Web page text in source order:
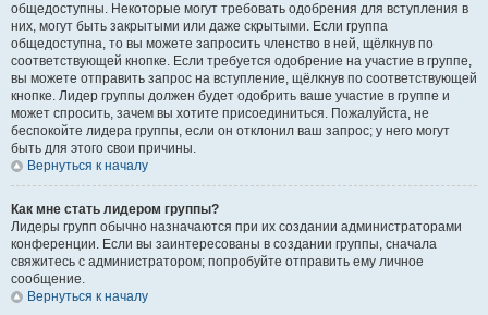
общедоступны. Некоторые могут требовать одобрения для вступления в
них, могут быть закрытыми или даже скрытыми. Если группа
общедоступна, то вы можете запросить членство в ней, щёлкнув по
соответствующей кнопке. Если требуется одобрение на участие в группе,
вы можете отправить запрос на вступление, щёлкнув по соответствующей
кнопке. Лидер группы должен будет одобрить ваше участие в группе и
может спросить, зачем вы хотите присоединиться. Пожалуйста, не
беспокойте лидера группы, если он отклонил ваш запрос; у него могут
быть для этого свои причины.
Вернуться к началу
Как мне стать лидером группы?
Лидеры групп обычно назначаются при их создании администраторами
конференции. Если вы заинтересованы в создании группы, сначала
свяжитесь с администратором; попробуйте отправить ему личное
сообщение.
Вернуться к началу